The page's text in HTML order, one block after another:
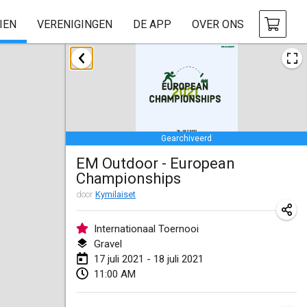
VERENIGINGEN DE APP OVER ONS
Gearchiveerd
EM Outdoor - European
Championships
door Kymilaiset
Internationaal Toernooi
Gravel
17 juli 2021 - 18 juli 2021
11:00 AM
februari 2021
Tournoi d'adresse "couvre feu"
19 feb. 2021 Frankrijk
Australian Finska Championship
20 feb. 2021|Australië
maart 2021
Grand Prix de la Sarthe
6 mrt. 2021|Frankrijk